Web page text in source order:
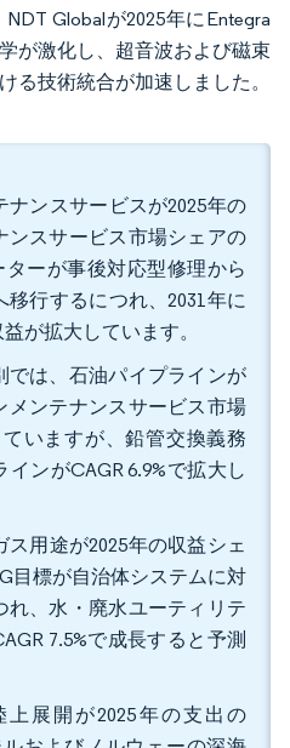
Globalが2025年にEntegra
が激化し、超音波および磁束
る技術統合が加速しました。
ナンスサービスが2025年の
ンスサービス市場シェアの
ーが事後対応型修理から
行するにつれ、2031年に
が拡大しています。
では、石油パイプラインが
メンテナンスサービス市場
いますが、鉛管交換義務
ンがCAGR 6.9%で拡大し
用途が2025年の収益シェ
目標が自治体システムに対
れ、水・廃水ユーティリテ
7.5%で成長すると予測
展開が2025年の支出の